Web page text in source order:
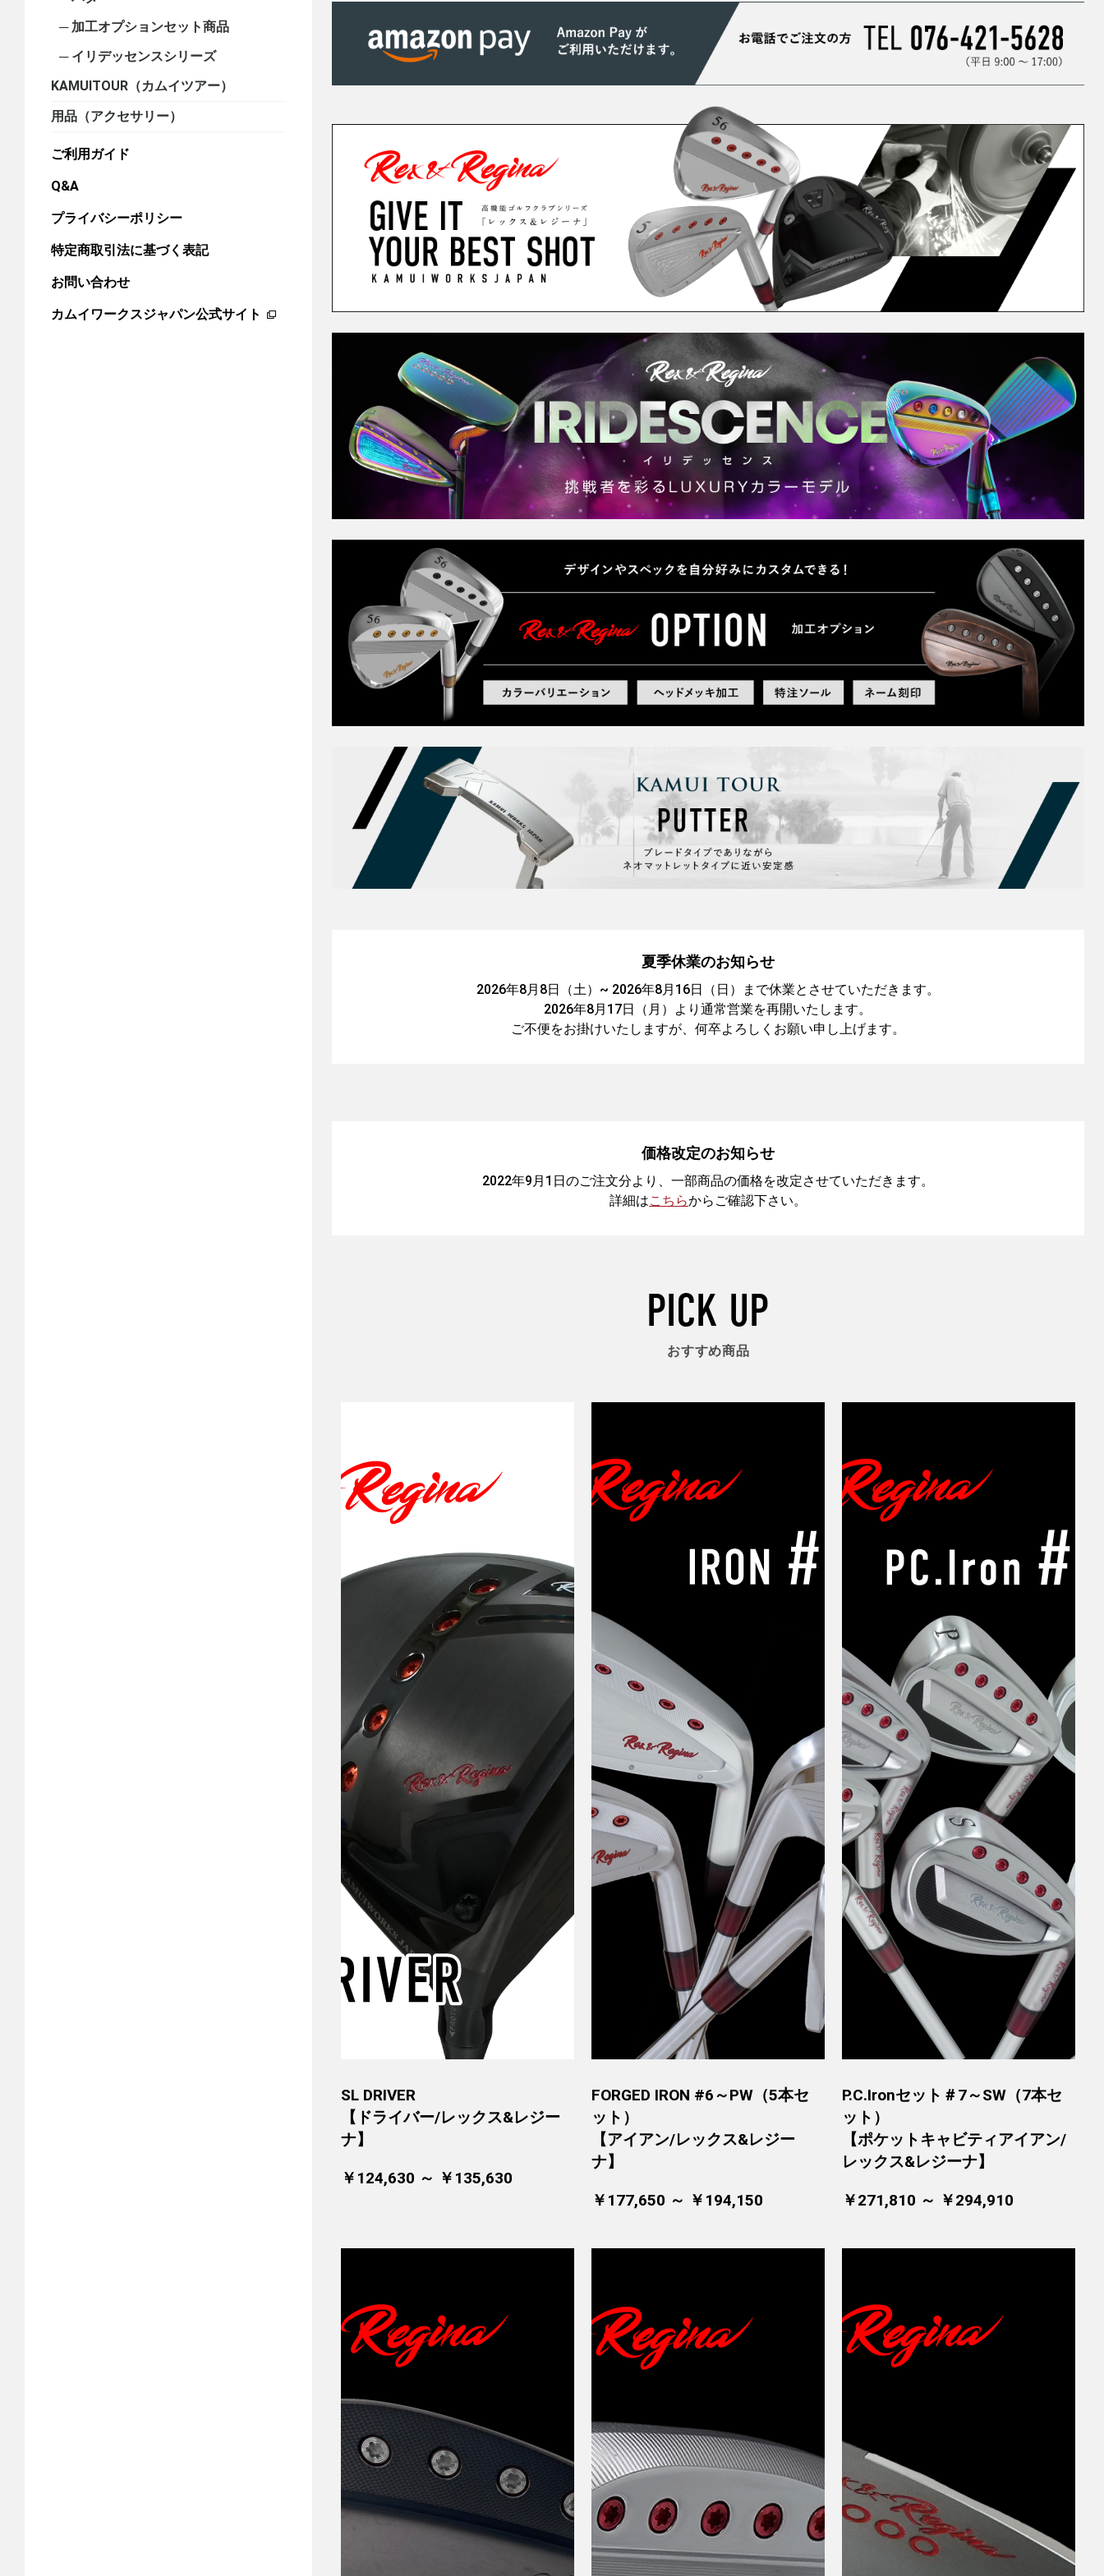
加工オプションセット商品
イリデッセンスシリーズ
KAMUITOUR（カムイツアー）
用品（アクセサリー）
ご利用ガイド
Q&A
プライバシーポリシー
特定商取引法に基づく表記
お問い合わせ
カムイワークスジャパン公式サイト
夏季休業のお知らせ
2026年8月8日（土）~ 2026年8月16日（日）まで休業とさせていただきます。
2026年8月17日（月）より通常営業を再開いたします。
ご不便をお掛けいたしますが、何卒よろしくお願い申し上げます。
価格改定のお知らせ
2022年9月1日のご注文分より、一部商品の価格を改定させていただきます。
詳細はこちらからご確認下さい。
PICK UP
おすすめ商品
SL DRIVER
【ドライバー/レックス&レジー
ナ】
￥124,630 ～ ￥135,630
FORGED IRON #6～PW（5本セ
ット）
【アイアン/レックス&レジー
ナ】
￥177,650 ～ ￥194,150
P.C.Ironセット＃7～SW（7本セ
ット）
【ポケットキャビティアイアン/
レックス&レジーナ】
￥271,810 ～ ￥294,910